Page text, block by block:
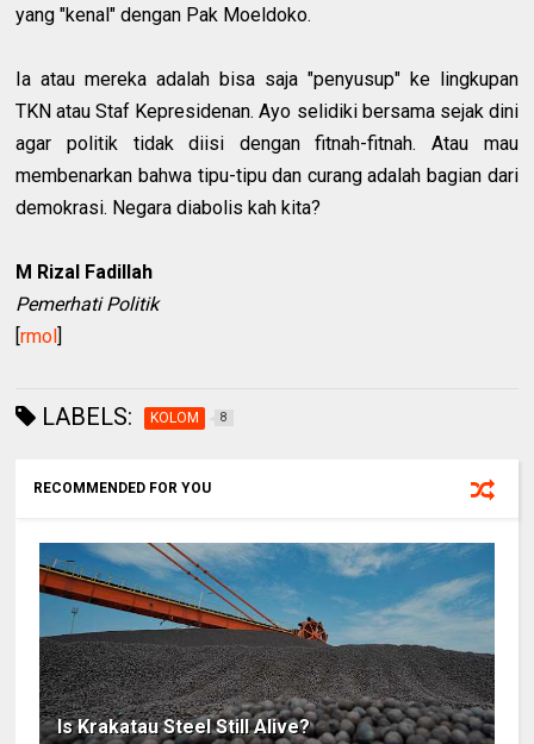
yang "kenal" dengan Pak Moeldoko.
Ia atau mereka adalah bisa saja "penyusup" ke lingkupan
TKN atau Staf Kepresidenan. Ayo selidiki bersama sejak dini
agar politik tidak diisi dengan fitnah-fitnah. Atau mau
membenarkan bahwa tipu-tipu dan curang adalah bagian dari
demokrasi. Negara diabolis kah kita?
M Rizal Fadillah
Pemerhati Politik
[rmol
LABELS: KOLOM 8
RECOMMENDED FOR YOU
Is Krakatau Steel Still Alive?